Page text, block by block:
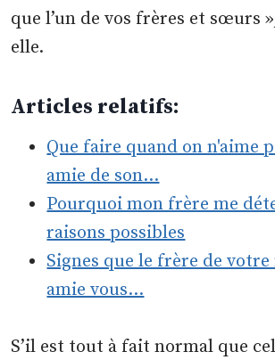
que l’un de vos frères et sœurs
elle.
Articles relatifs:
Que faire quand on n'aime
amie de son…
Pourquoi mon frère me
raisons possibles
Signes que le frère de
amie vous…
S’il est tout à fait normal que